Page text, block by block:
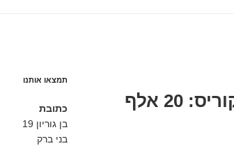
כתבה בביזפורטל, עו"ד נועם קוריס: 20 אלף
תמצאו אותנו
כתובת
בן גוריון 19
בני ברק